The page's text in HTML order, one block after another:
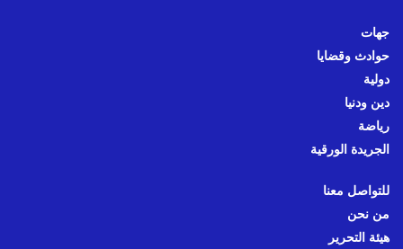
جهات
حوادث وقضايا
دولية
دين ودنيا
رياضة
الجريدة الورقية
للتواصل معنا
من نحن
هيئة التحرير